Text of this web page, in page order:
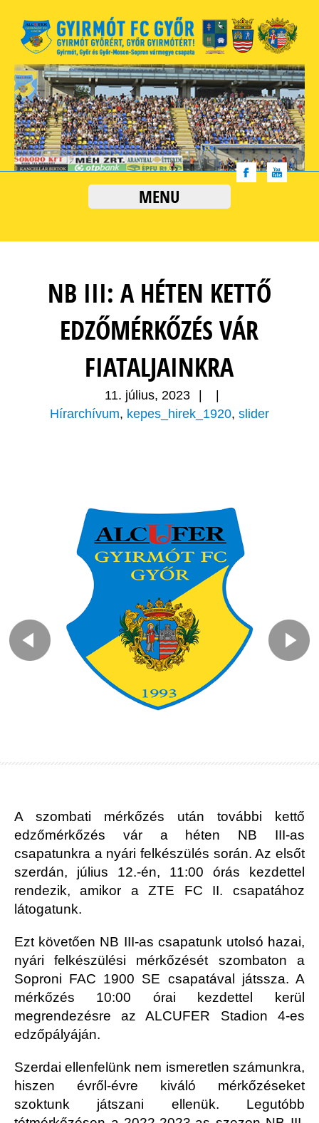
MENU
NB III: A HÉTEN KETTŐ
EDZŐMÉRKŐZÉS VÁR
FIATALJAINKRA
11. július, 2023
Hírarchívum, kepes_hirek_1920, slider
A szombati mérkőzés után további kettő
edzőmérkőzés vár a héten NB III-as
csapatunkra a nyári felkészülés során. Az elsőt
szerdán, július 12.-én, 11:00 órás kezdettel
rendezik, amikor a ZTE FC II. csapatához
látogatunk.
Ezt követően NB III-as csapatunk utolsó hazai,
nyári felkészülési mérkőzését szombaton a
Soproni FAC 1900 SE csapatával játssza. A
mérkőzés 10:00 órai kezdettel kerül
megrendezésre az ALCUFER Stadion 4-es
edzőpályáján.
Szerdai ellenfelünk nem ismeretlen számunkra,
hiszen évről-évre kiváló mérkőzéseket
szoktunk játszani ellenük. Legutóbb